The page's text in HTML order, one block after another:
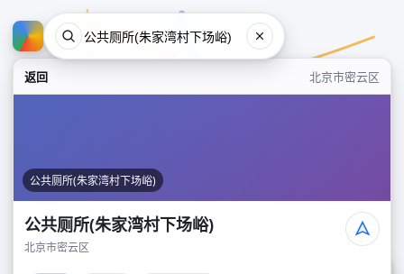
返回 北京市密云区
公共厕所(朱家湾村下场峪)
公共厕所(朱家湾村下场峪)
北京市密云区